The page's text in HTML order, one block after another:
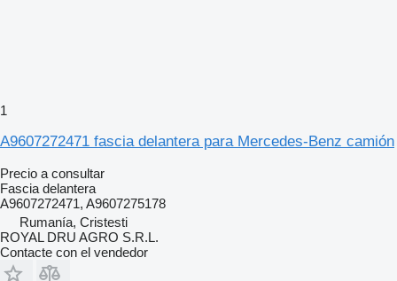
1
A9607272471 fascia delantera para Mercedes-Benz camión
Precio a consultar
Fascia delantera
A9607272471, A9607275178
Rumanía, Cristesti
ROYAL DRU AGRO S.R.L.
Contacte con el vendedor